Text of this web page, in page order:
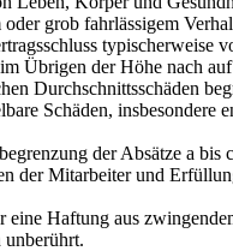
grob fahrlässigem
typischerweise
Übrigen der Höhe nach
Durchschnittsschäden
Schäden, insbesondere
der Absätze a bis
der Mitarbeiter und
eine Haftung aus
unberührt.